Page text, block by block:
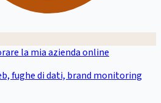
la mia azienda online
fughe di dati, brand monitoring